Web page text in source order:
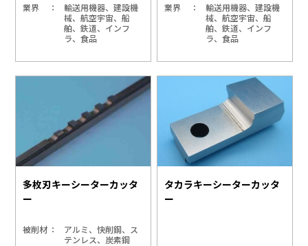
業界
輸送用機器、建設機
械、航空宇宙、船
舶、鉄道、インフ
ラ、食品
業界
輸送用機器、建設機
械、航空宇宙、船
舶、鉄道、インフ
ラ、食品
多枚刃キーシーターカッタ
ー
被削材
アルミ、快削鋼、ス
テンレス、炭素鋼
タカラキーシーターカッタ
ー